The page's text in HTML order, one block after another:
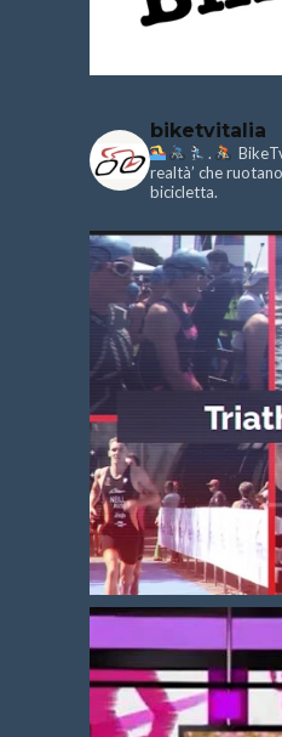
biketvitalia
.
realtà’ che
bicicletta.